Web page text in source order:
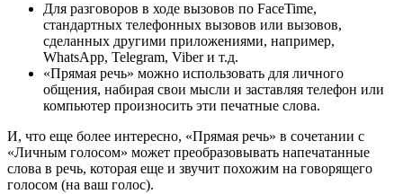
Для разговоров в ходе вызовов по FaceTime,
стандартных телефонных вызовов или вызовов,
сделанных другими приложениями, например,
WhatsApp, Telegram, Viber и т.д.
«Прямая речь» можно использовать для личного
общения, набирая свои мысли и заставляя телефон или
компьютер произносить эти печатные слова.
И, что еще более интересно, «Прямая речь» в сочетании с
«Личным голосом» может преобразовывать напечатанные
слова в речь, которая еще и звучит похожим на говорящего
голосом (на ваш голос).